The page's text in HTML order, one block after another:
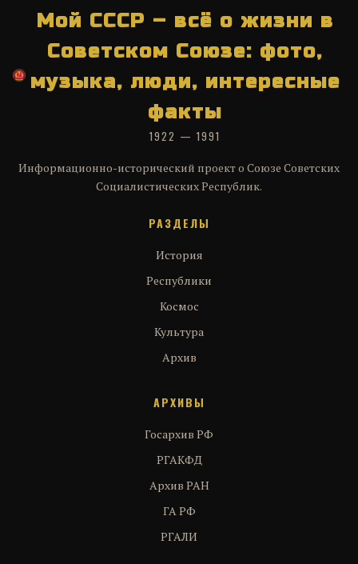
Мой СССР – всё о жизни в
Советском Союзе: фото,
музыка, люди, интересные
факты
1922 — 1991
Информационно-исторический проект о Союзе Советских
Социалистических Республик.
РАЗДЕЛЫ
История
Республики
Космос
Культура
Архив
АРХИВЫ
Госархив РФ
РГАКФД
Архив РАН
ГА РФ
РГАЛИ